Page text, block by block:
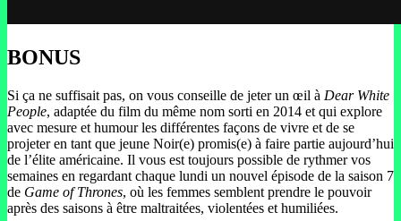
BONUS
Si ça ne suffisait pas, on vous conseille de jeter un œil à Dear White
People, adaptée du film du même nom sorti en 2014 et qui explore
avec mesure et humour les différentes façons de vivre et de se
projeter en tant que jeune Noir(e) promis(e) à faire partie aujourd’hui
de l’élite américaine. Il vous est toujours possible de rythmer vos
semaines en regardant chaque lundi un nouvel épisode de la saison 7
de Game of Thrones, où les femmes semblent prendre le pouvoir
après des saisons à être maltraitées, violentées et humiliées.